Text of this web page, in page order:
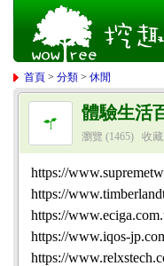
首頁 >分類 >休閒
體驗生活
瀏覽 (1465) 收
https://
https://
https://
https://www.iqos-
https://